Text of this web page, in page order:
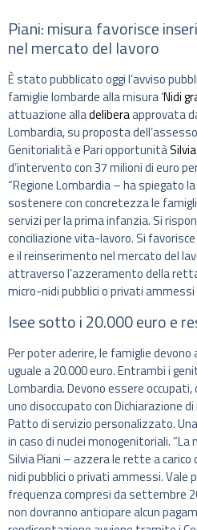
Piani: misura favorisce
nel mercato del lavoro
È stato pubblicato oggi l’avviso
famiglie lombarde alla misura ‘Nidi
attuazione alladeliberaapprovata
Lombardia, su proposta
Genitorialità e Pari opportunità
d’intervento con 37 milioni di euro
“Regione Lombardia – ha spiegato
sostenere con concretezza le
servizi per la prima infanzia. Si
conciliazione vita-lavoro. Si
e il reinserimento nel mercato del
attraverso l’azzeramento della
micro-nidi pubblici o privati ammessi
Isee sotto i 20.000 euro e
Per poter aderire, le famiglie devono
uguale a 20.000 euro. Entrambi i
Lombardia. Devono essere
uno disoccupato con Dichiarazione
Patto di servizio personalizzato.
in caso di nuclei monogenitoriali.
Silvia Piani – azzera le rette a
nidi pubblici o privati ammessi.
frequenza compresi da settembre
non dovranno anticipare alcun